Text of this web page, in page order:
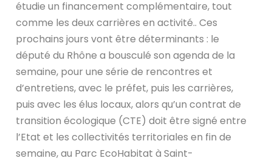
étudie un financement complémentaire, tout
comme les deux carrières en activité.. Ces
prochains jours vont être déterminants : le
député du Rhône a bousculé son agenda de la
semaine, pour une série de rencontres et
d’entretiens, avec le préfet, puis les carrières,
puis avec les élus locaux, alors qu’un contrat de
transition écologique (CTE) doit être signé entre
l’Etat et les collectivités territoriales en fin de
semaine, au Parc EcoHabitat à Saint-